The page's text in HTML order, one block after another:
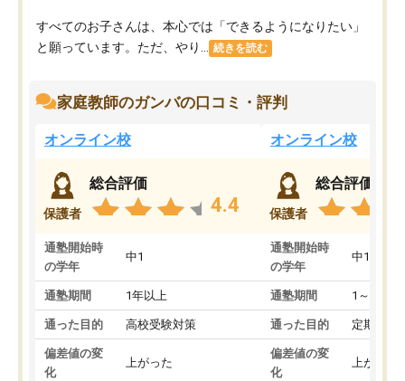
すべてのお子さんは、本心では「できるようになりたい」
と願っています。ただ、やり...
続きを読む
家庭教師のガンバの口コミ・評判
オンライン校
保護者
総合評価
4.4
通塾開始時
の学年
中1
通塾期間 1年以上
通った目的 高校受験対策
偏差値の変
化
上がった
オンライン校
保護者
総合評価
通塾開始時
の学年
中1
通塾期間 1～3ヵ月
通った目的 定期テス
偏差値の変
化
上がった